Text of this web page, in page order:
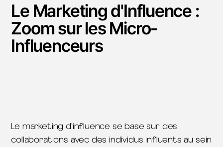
Le Marketing d'Influence :
Zoom sur les Micro-
Influenceurs
Le marketing d'influence se base sur des
collaborations avec des individus influents au sein